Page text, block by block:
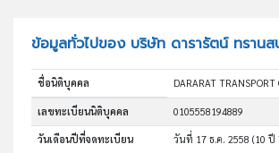
ข้อมูลทั่วไปของ บริษัท ดารารัตน์ ทราน
ชื่อนิติบุคคล DARARAT
เลขทะเบียนนิติบุคคล 0105558194889
วันเดือนปีที่จดทะเบียน วันที่ 17 ธ.ค. 2558(10 ปี